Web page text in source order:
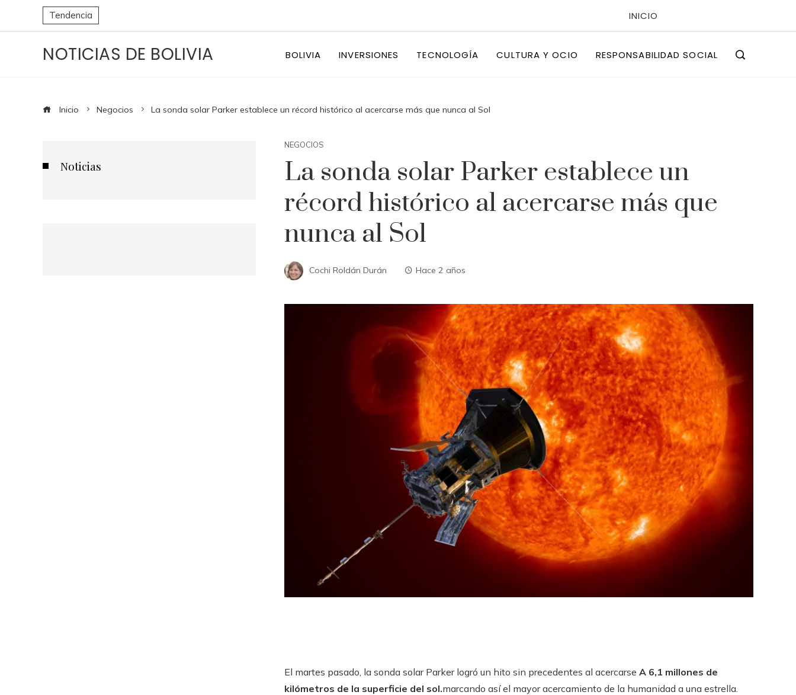
Tendencia INICIO
NOTICIAS DE BOLIVIA BOLIVIA INVERSIONES TECNOLOGÍA CULTURA Y OCIO RESPONSABILIDAD SOCIAL
Inicio Negocios La sonda solar Parker establece un récord histórico al acercarse más que nunca al Sol
NEGOCIOS
La sonda solar Parker establece un
récord histórico al acercarse más que
nunca al Sol
Cochi Roldán Durán Hace 2 años
El martes pasado, la sonda solar Parker logró un hito sin precedentes al acercarse A 6,1 millones de
kilómetros de la superficie del sol.marcando así el mayor acercamiento de la humanidad a una estrella.
Noticias